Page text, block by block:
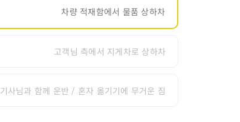
차량 적재함에서 물품 상하차
고객님 측에서 지게차로 상하차
기사님과 함께 운반 / 혼자 옮기기에 무거운 짐